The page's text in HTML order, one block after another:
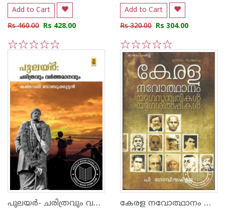
Add to Cart
Rs 460.00 Rs 428.00
Add to Cart
Rs 320.00 Rs 304.00
5
4
3
2
1
പുലയര്‍- ചരിത്രവും വര്‍ത്തമാനവും കേരള നവോത്ഥാനം മൂന്നാം സഞ്ചിക